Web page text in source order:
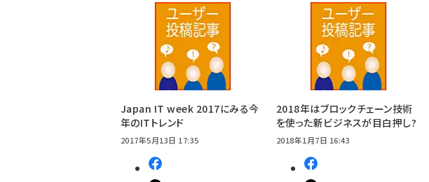
Japan IT week 2017にみる今
年のITトレンド
2017年5月13日 17:35
2018年はブロックチェーン技術
を使った新ビジネスが目白押し?
2018年1月7日 16:43